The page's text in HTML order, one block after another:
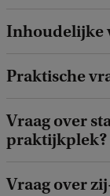
Inhoudelijke
Praktische
Vraag over
praktijkplek?
Vraag over